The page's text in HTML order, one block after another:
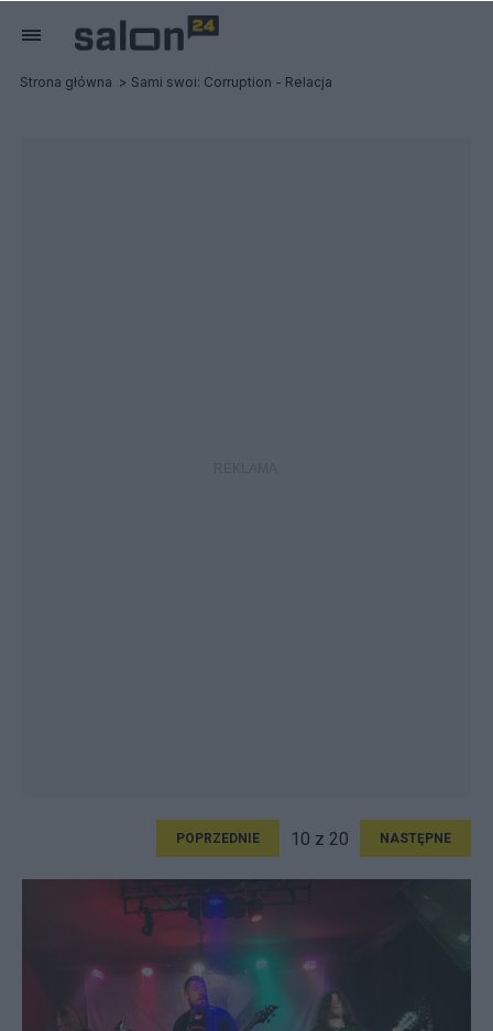
Strona główna Sami swoi: Corruption - Relacja
POPRZEDNIE 10 z 20 NASTĘPNE